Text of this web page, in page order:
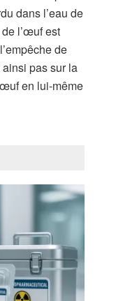
dans l’eau de
l’œuf est
de
ainsi pas sur la
en lui-même